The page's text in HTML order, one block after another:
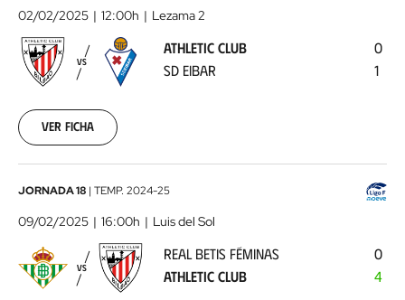
Club
-
SD
Eibar2025-
02
00:00:00
02/02/2025 12:00h Lezama 2
VS
ATHLETIC CLUB
SD EIBAR
0
1
Ver ficha
Real
Betis
-
Athletic
JORNADA 18 | TEMP. 2024-25
09/02/2025 16:00h Luis del Sol
VS
REAL BETIS FÉMINAS
ATHLETIC CLUB
0
4